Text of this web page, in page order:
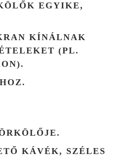
EGYIKE,
KÍNÁLNAK
(PL.
KÁVÉK, SZÉLES